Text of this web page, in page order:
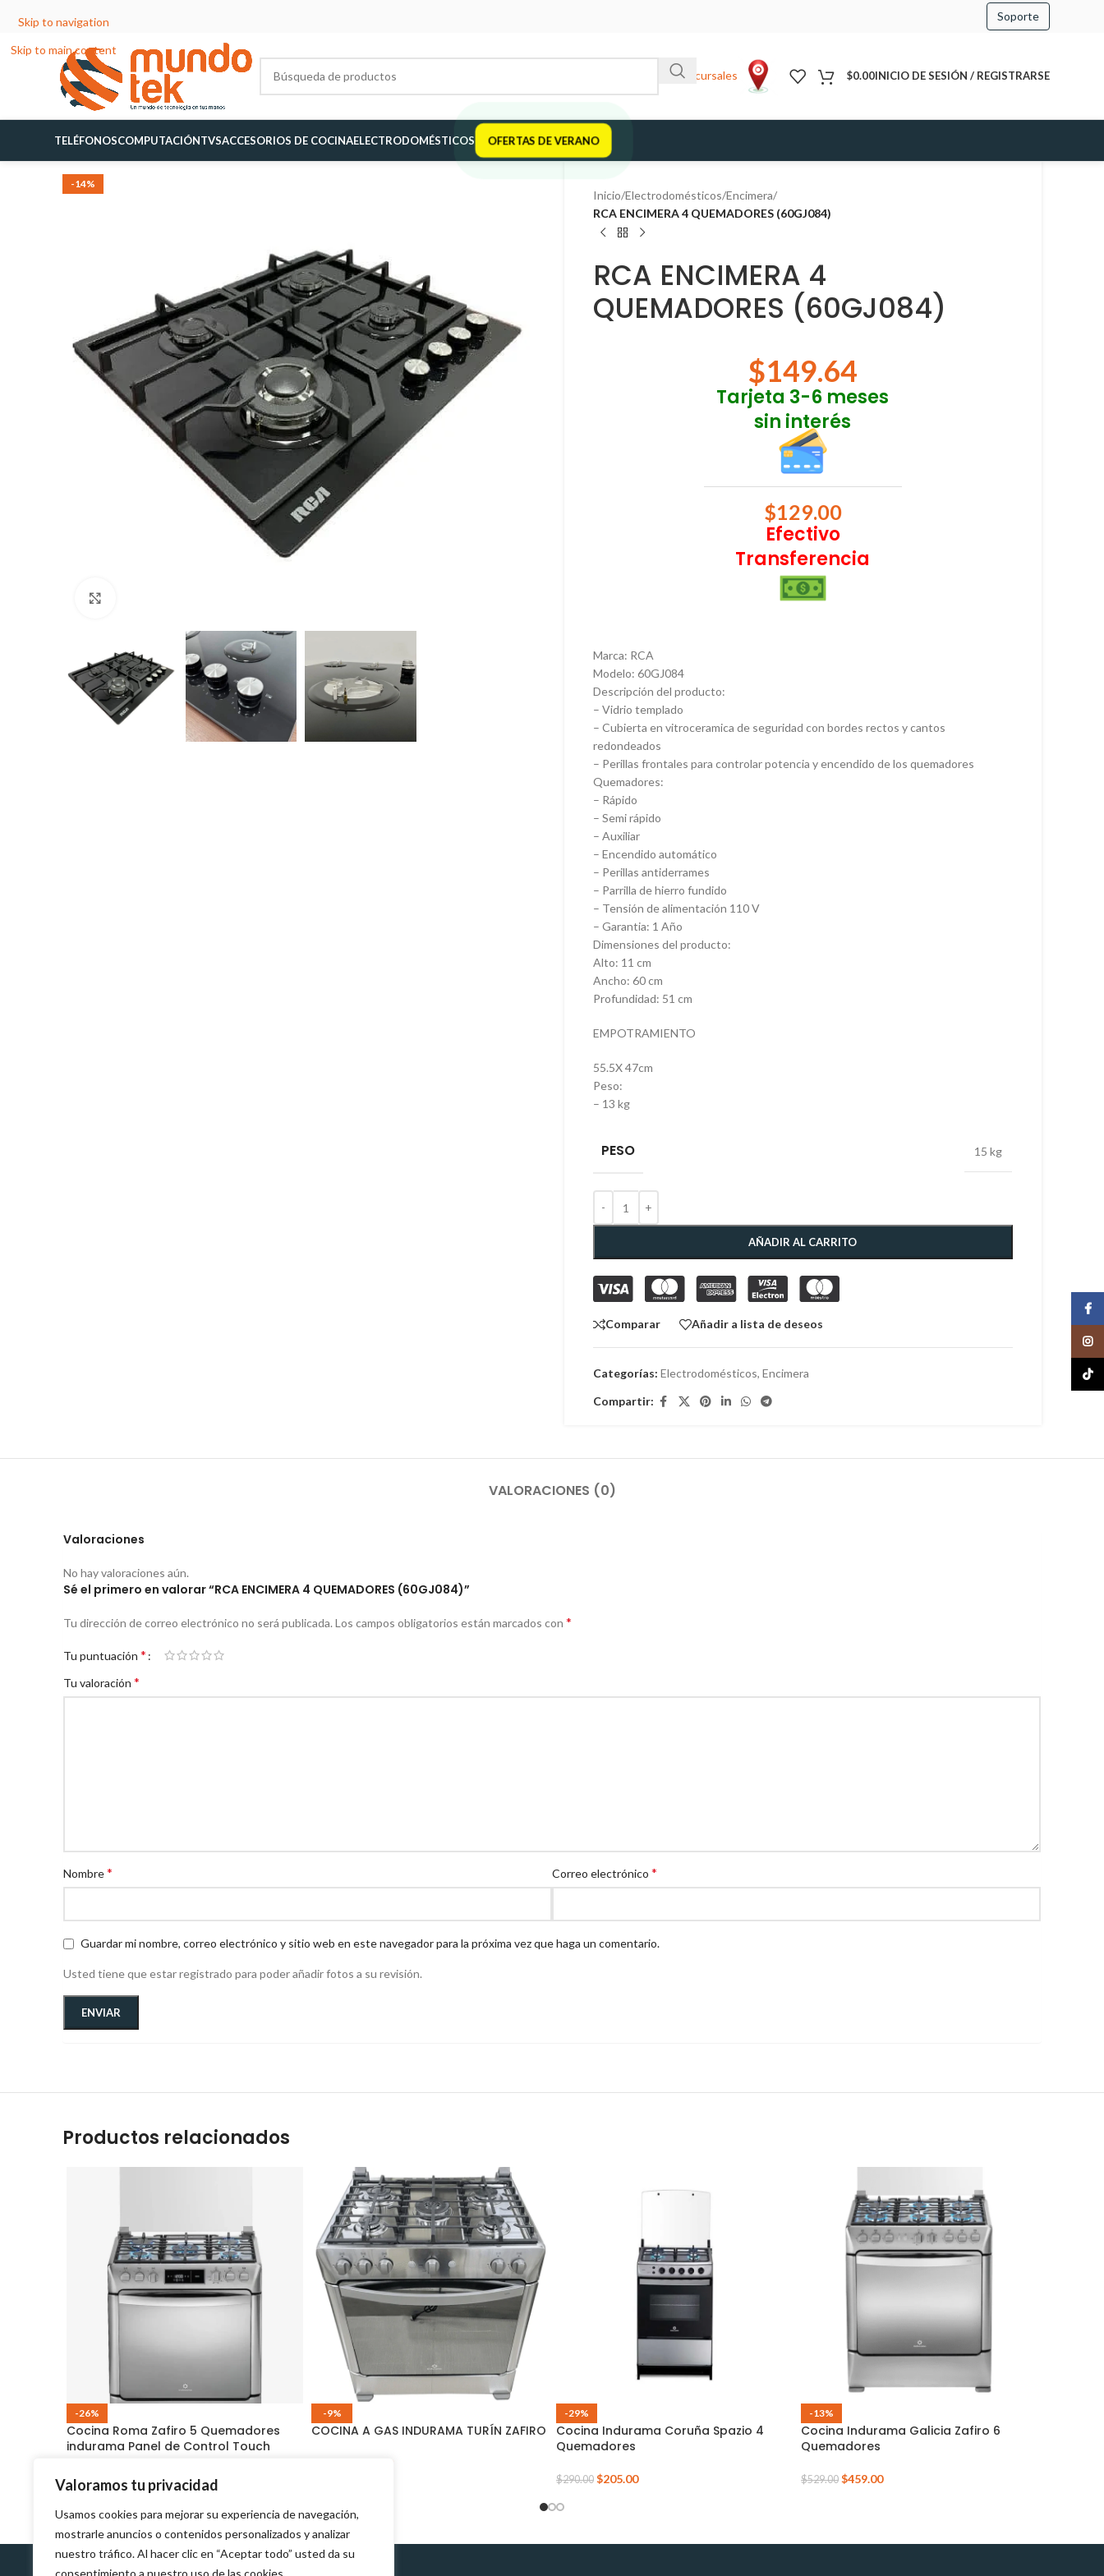
Valoramos tu privacidad
Usamos cookies para mejorar su experiencia de navegación,
mostrarle anuncios o contenidos personalizados y analizar
nuestro tráfico. Al hacer clic en “Aceptar todo” usted da su
consentimiento a nuestro uso de las cookies.
Skip to navigation
Skip to main content
Soporte
Sucursales $0.00INICIO DE SESIÓN / REGISTRARSE
TELÉFONOSCOMPUTACIÓNTVSACCESORIOS DE COCINAELECTRODOMÉSTICOS OFERTAS DE VERANO
-14%
Inicio/Electrodomésticos/Encimera/
RCA ENCIMERA 4 QUEMADORES (60GJ084)
RCA ENCIMERA 4
QUEMADORES (60GJ084)
$149.64
Tarjeta 3-6 meses
sin interés
$129.00
Efectivo
Transferencia
Marca: RCA
Modelo: 60GJ084
Descripción del producto:
– Vidrio templado
– Cubierta en vitroceramica de seguridad con bordes rectos y cantos
redondeados
– Perillas frontales para controlar potencia y encendido de los quemadores
Quemadores:
– Rápido
– Semi rápido
– Auxiliar
– Encendido automático
– Perillas antiderrames
– Parrilla de hierro fundido
– Tensión de alimentación 110 V
– Garantia: 1 Año
Dimensiones del producto:
Alto: 11 cm
Ancho: 60 cm
Profundidad: 51 cm
EMPOTRAMIENTO
55.5X 47cm
Peso:
– 13 kg
PESO 15 kg
AÑADIR AL CARRITO
Comparar Añadir a lista de deseos
Categorías: Electrodomésticos, Encimera
Compartir:
VALORACIONES (0)
Valoraciones
No hay valoraciones aún.
Sé el primero en valorar “RCA ENCIMERA 4 QUEMADORES (60GJ084)”
Tu dirección de correo electrónico no será publicada. Los campos obligatorios están marcados con *
Tu puntuación *
Tu valoración *
Nombre* Correo electrónico *
Guardar mi nombre, correo electrónico y sitio web en este navegador para la próxima vez que haga un comentario.
Usted tiene que estar registrado para poder añadir fotos a su revisión.
Productos relacionados
-26%
Cocina Roma Zafiro 5 Quemadores
indurama Panel de Control Touch
$ 690.00 509.00
-9%
COCINA A GAS INDURAMA TURÍN ZAFIRO
-29%
Cocina Indurama Coruña Spazio 4
Quemadores
$290.00 $205.00
-13%
Cocina Indurama Galicia Zafiro 6
Quemadores
$529.00 $459.00